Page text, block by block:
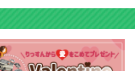
です。ここでは、オリックスカーリース